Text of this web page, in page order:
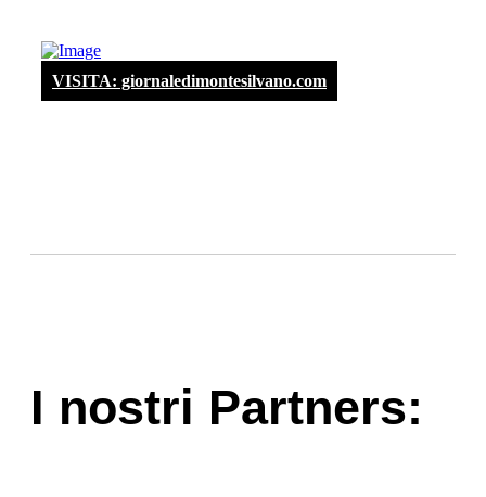
VISITA: giornaledimontesilvano.com
I nostri Partners: